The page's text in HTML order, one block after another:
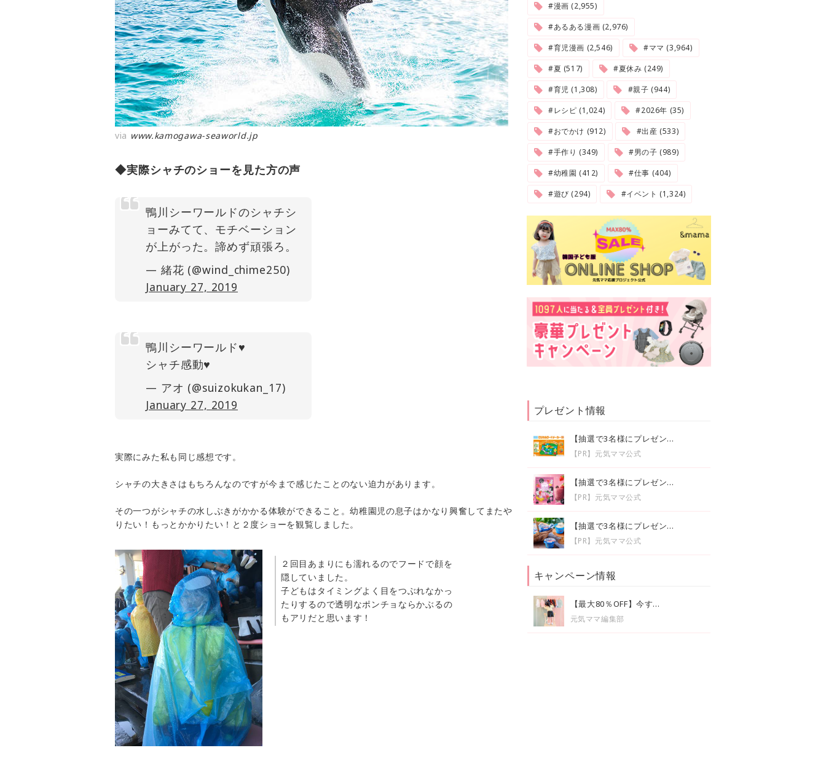
via www.kamogawa-seaworld.jp
◆実際シャチのショーを見た方の声
鴨川シーワールドのシャチシ
ョーみてて、モチベーション
が上がった。諦めず頑張ろ。
— 緒花 (@wind_chime250)
January 27, 2019
鴨川シーワールド♥️
シャチ感動♥️
— アオ (@suizokukan_17)
January 27, 2019
実際にみた私も同じ感想です。
シャチの大きさはもちろんなのですが今まで感じたことのない迫力があります。
その一つがシャチの水しぶきがかかる体験ができること。幼稚園児の息子はかなり興奮してまたや
りたい！もっとかかりたい！と２度ショーを観覧しました。
２回目あまりにも濡れるのでフードで顔を
隠していました。
子どもはタイミングよく目をつぶれなかっ
たりするので透明なポンチョならかぶるの
もアリだと思います！
#漫画 (2,955)
#あるある漫画 (2,976)
#育児漫画 (2,546)
#ママ (3,964)
#夏 (517)
#夏休み (249)
#育児 (1,308)
#親子 (944)
#レシピ (1,024)
#2026年 (35)
#おでかけ (912)
#出産 (533)
#手作り (349)
#男の子 (989)
#幼稚園 (412)
#仕事 (404)
#遊び (294)
#イベント (1,324)
プレゼント情報
【抽選で3名様にプレゼン...
【PR】元気ママ公式
【抽選で3名様にプレゼン...
【PR】元気ママ公式
【抽選で3名様にプレゼン...
【PR】元気ママ公式
キャンペーン情報
【最大80％OFF】今す...
元気ママ編集部